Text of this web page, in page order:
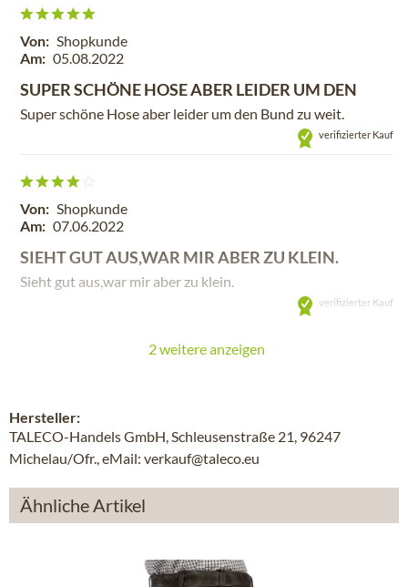
Von: Shopkunde
Am: 05.08.2022
SUPER SCHÖNE HOSE ABER LEIDER UM DEN
Super schöne Hose aber leider um den Bund zu weit.
verifizierter Kauf
Von: Shopkunde
Am: 07.06.2022
SIEHT GUT AUS,WAR MIR ABER ZU KLEIN.
Sieht gut aus,war mir aber zu klein.
verifizierter Kauf
2 weitere anzeigen
Hersteller:
TALECO-Handels GmbH, Schleusenstraße 21, 96247
Michelau/Ofr., eMail: verkauf@taleco.eu
Ähnliche Artikel